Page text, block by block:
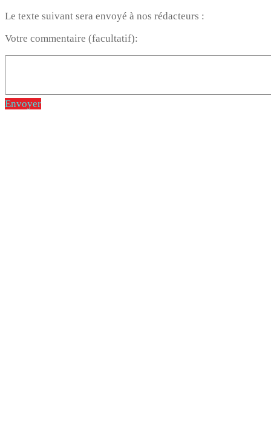
Le texte suivant sera envoyé à nos rédacteurs :
Votre commentaire (facultatif):
Envoyer